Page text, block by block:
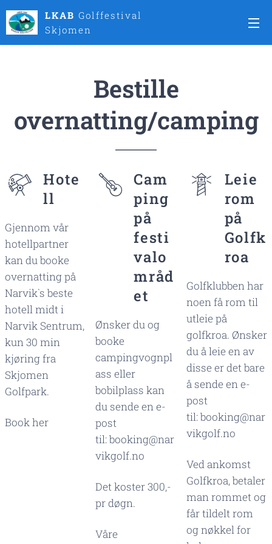
LKAB Golffestival
Skjomen
Bestille
overnatting/camping
Hote
ll
Gjennom vår
hotellpartner
kan du booke
overnatting på
Narvik`s beste
hotell midt i
Narvik Sentrum,
kun 30 min
kjøring fra
Skjomen
Golfpark.
Book her
Cam
ping
på
festi
valo
mråd
et
Ønsker du og
booke
campingvognpl
ass eller
bobilplass kan
du sende en e-
post
til: booking@nar
vikgolf.no
Det koster 300,-
pr døgn.
Våre
Leie
rom
på
Golfk
roa
Golfklubben har
noen få rom til
utleie på
golfkroa. Ønsker
du å leie en av
disse er det bare
å sende en e-
post
til: booking@nar
vikgolf.no
Ved ankomst
Golfkroa, betaler
man rommet og
får tildelt rom
og nøkkel for